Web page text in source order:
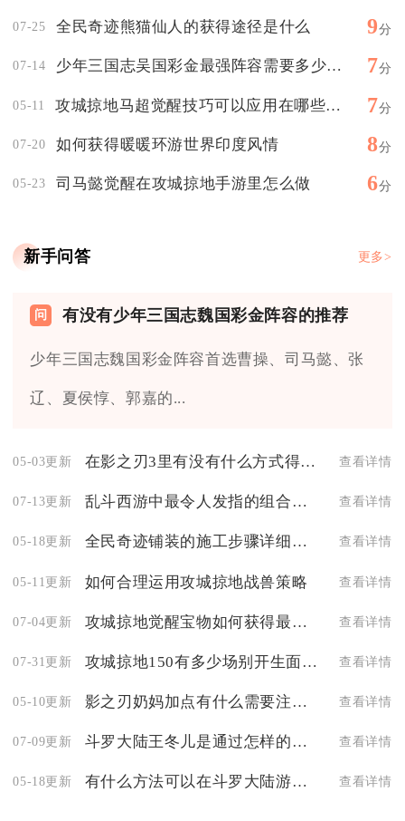
07-25 全民奇迹熊猫仙人的获得途径是什么 9分
07-14 少年三国志吴国彩金最强阵容需要多少资源来培养 7分
05-11 攻城掠地马超觉醒技巧可以应用在哪些游戏模式中 7分
07-20 如何获得暖暖环游世界印度风情 8分
05-23 司马懿觉醒在攻城掠地手游里怎么做 6分
新手问答 更多>
有没有少年三国志魏国彩金阵容的推荐
少年三国志魏国彩金阵容首选曹操、司马懿、张
辽、夏侯惇、郭嘉的...
05-03更新 在影之刃3里有没有什么方式得到神秘葫芦 查看详情
07-13更新 乱斗西游中最令人发指的组合有哪些 查看详情
05-18更新 全民奇迹铺装的施工步骤详细介绍一下 查看详情
05-11更新 如何合理运用攻城掠地战兽策略 查看详情
07-04更新 攻城掠地觉醒宝物如何获得最有效 查看详情
07-31更新 攻城掠地150有多少场别开生面的活动 查看详情
05-10更新 影之刃奶妈加点有什么需要注意的地方 查看详情
07-09更新 斗罗大陆王冬儿是通过怎样的经历恢复了记忆的 查看详情
05-18更新 有什么方法可以在斗罗大陆游戏中更换其他武魂 查看详情